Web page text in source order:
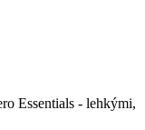
Essentials - lehkými,